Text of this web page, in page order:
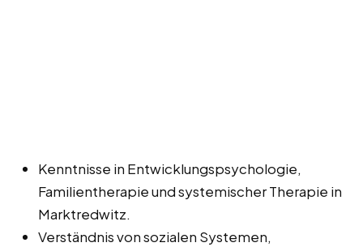
Kenntnisse in Entwicklungspsychologie,
Familientherapie und systemischer Therapie in
Marktredwitz.
Verständnis von sozialen Systemen,